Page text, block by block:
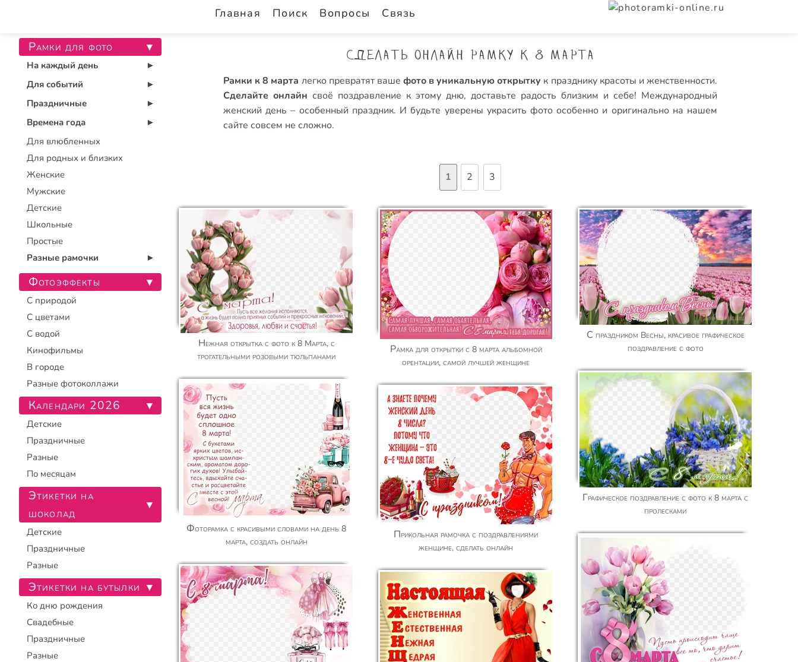
Главная Поиск Вопросы Связь
Сделать онлайн рамку к 8 марта
Рамки к 8 марта легко превратят ваше фото в уникальную открытку к празднику красоты и женственности.
Сделайте онлайн своё поздравление к этому дню, доставьте радость близким и себе! Международный
женский день – особенный праздник. И будьте уверены украсить фотоособенно и оригинально на нашем
сайте совсем не сложно.
1 2 3
Нежная открытка с фото к 8 Марта, с
трогательными розовыми тюльпанами
Рамка для открытки с 8 марта альбомной
орентации, самой лучшей женщине
С праздником Весны, красивое графическое
поздравление с фото
Графическое поздравление с фото к 8 марта с
пролесками
Фоторамка с красивыми словами на день 8
марта, создать онлайн
Прикольная рамочка с поздравлениями
женщине, сделать онлайн
Рамки для фото ▾
На каждый день ▾
Для событий ▾
Праздничные ▾
Времена года ▾
Для влюбленных
Для родных и близких
Женские
Мужские
Детские
Школьные
Простые
Разные рамочки
▾
Фотоэффекты ▾
С природой
С цветами
С водой
Кинофильмы
В городе
Разные фотоколлажи
Календари 2026 ▾
Детские
Праздничные
Разные
По месяцам
Этикетки на
шоколад
▾
Детские
Праздничные
Разные
Этикетки на бутылки ▾
Ко дню рождения
Свадебные
Праздничные
Разные